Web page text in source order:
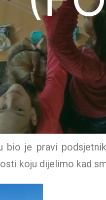
bio je pravi
koju dijelimo kad